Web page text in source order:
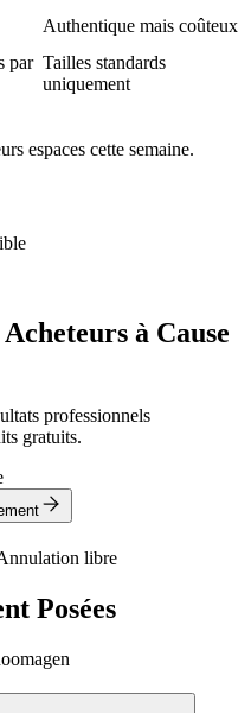
Authentique mais coûteux
par Tailles standards
uniquement
espaces cette semaine.
à Cause
professionnels
gratuits.
libre
Posées